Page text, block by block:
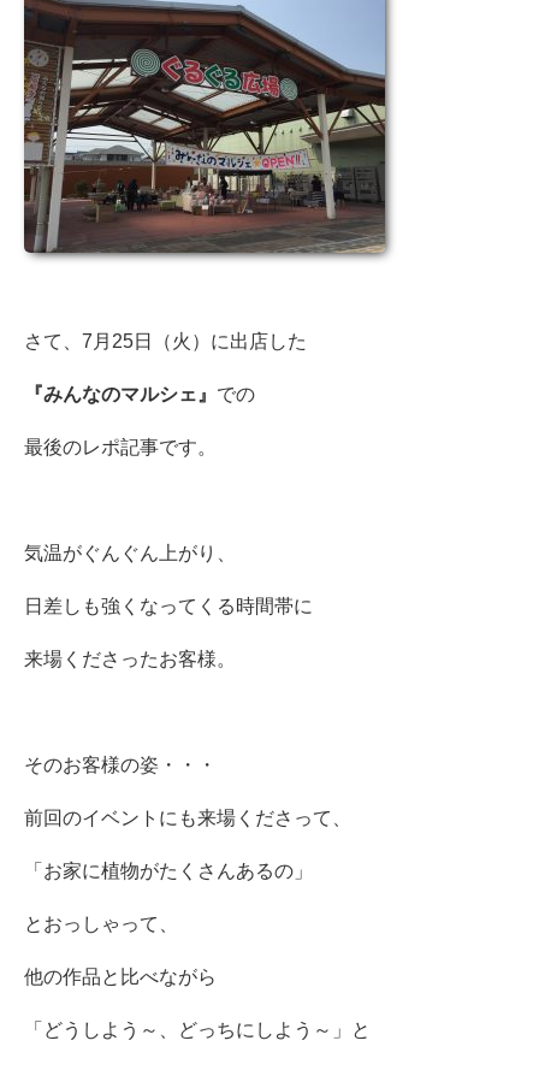
さて、7月25日（火）に出店した
『みんなのマルシェ』 での
最後のレポ記事です。
気温がぐんぐん上がり、
日差しも強くなってくる時間帯に
来場くださったお客様。
そのお客様の姿・・・
前回のイベントにも来場くださって、
「お家に植物がたくさんあるの」
とおっしゃって、
他の作品と比べながら
「どうしよう～、どっちにしよう～」と